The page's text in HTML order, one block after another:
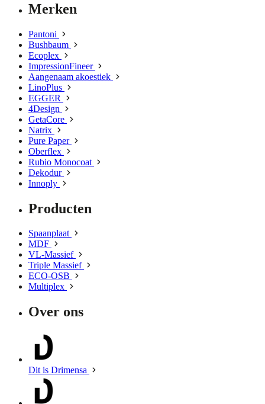
Merken
Pantoni
Bushbaum
Ecoplex
ImpressionFineer
Aangenaam akoestiek
LinoPlus
EGGER
4Design
GetaCore
Natrix
Pure Paper
Oberflex
Rubio Monocoat
Dekodur
Innoply
Producten
Spaanplaat
MDF
VL-Massief
Triple Massief
ECO-OSB
Multiplex
Over ons
Dit is Drimensa